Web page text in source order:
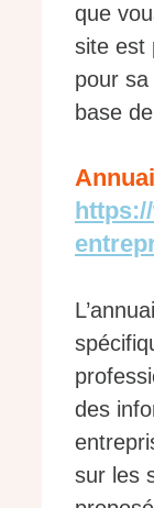
que
site est
pour sa
base
des
sur les